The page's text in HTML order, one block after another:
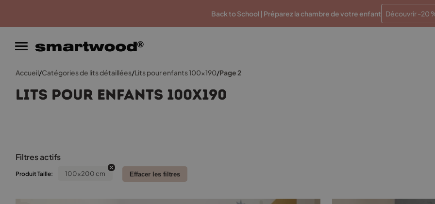
Back to School | Préparez la chambre de votre enfant Découvrir -20
Paiements en plusieurs fois sans frais Traitement en 48
Accueil/Catégories de lits détaillées/Lits pour enfants 100x190/Page 2
Lits pour enfants 100x190
Filtres actifs
Produit Taille: 100x200 cm Effacer les filtres